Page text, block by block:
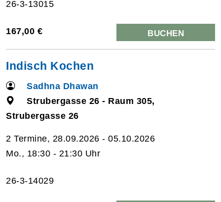
26-3-13015
167,00 € BUCHEN
Indisch Kochen
Sadhna Dhawan
Strubergasse 26 - Raum 305,
Strubergasse 26
2 Termine, 28.09.2026 - 05.10.2026
Mo., 18:30 - 21:30 Uhr
26-3-14029